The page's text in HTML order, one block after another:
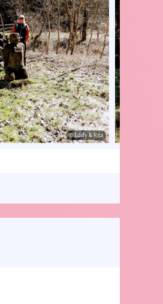
© Eddy & Rita© Eddy & Rita